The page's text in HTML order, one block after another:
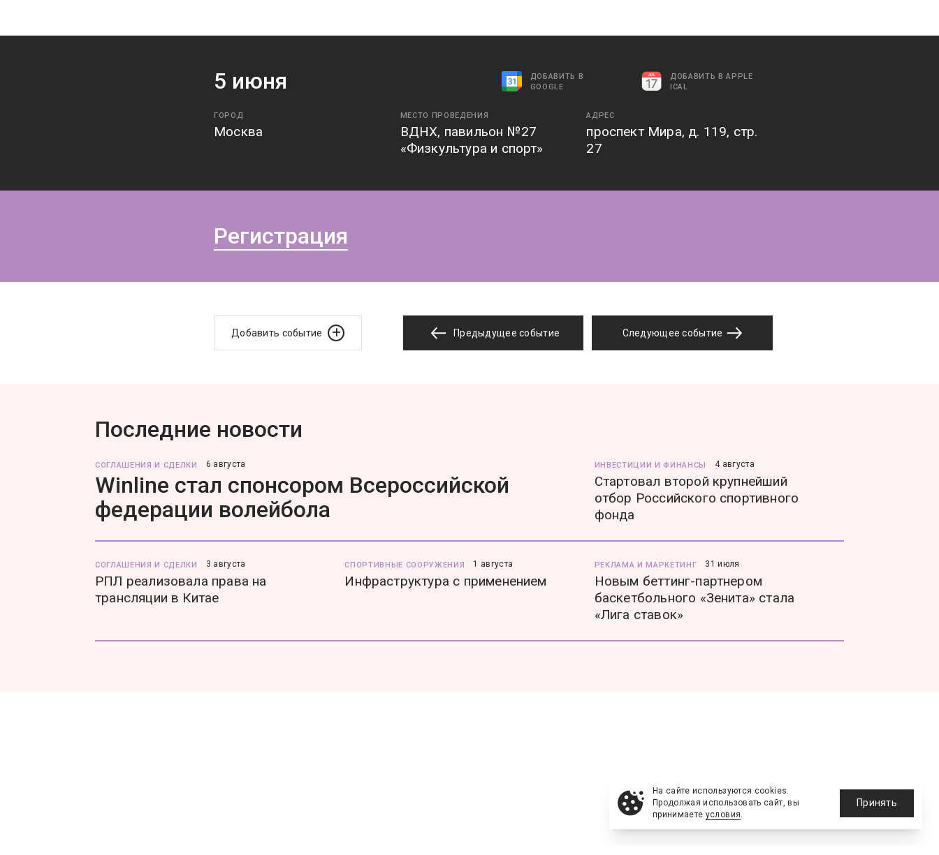
5 июня
ДОБАВИТЬ В
GOOGLE
ДОБАВИТЬ В APPLE
ICAL
ГОРОД
Москва
МЕСТО ПРОВЕДЕНИЯ
ВДНХ, павильон №27
«Физкультура и спорт»
АДРЕС
проспект Мира, д. 119, стр.
27
Регистрация
Добавить событие Предыдущее событие Следующее событие
Последние новости
СОГЛАШЕНИЯ И СДЕЛКИ 6 августа
Winline стал спонсором Всероссийской
федерации волейбола
ИНВЕСТИЦИИ И ФИНАНСЫ 4 августа
Стартовал второй крупнейший
отбор Российского спортивного
фонда
СОГЛАШЕНИЯ И СДЕЛКИ 3 августа
РПЛ реализовала права на
трансляции в Китае
СПОРТИВНЫЕ СООРУЖЕНИЯ 1 августа
Инфраструктура с применением
РЕКЛАМА И МАРКЕТИНГ 31 июля
Новым беттинг-партнером
баскетбольного «Зенита» стала
«Лига ставок»
На сайте используются cookies.
Продолжая использовать сайт, вы
принимаете условия.
Принять